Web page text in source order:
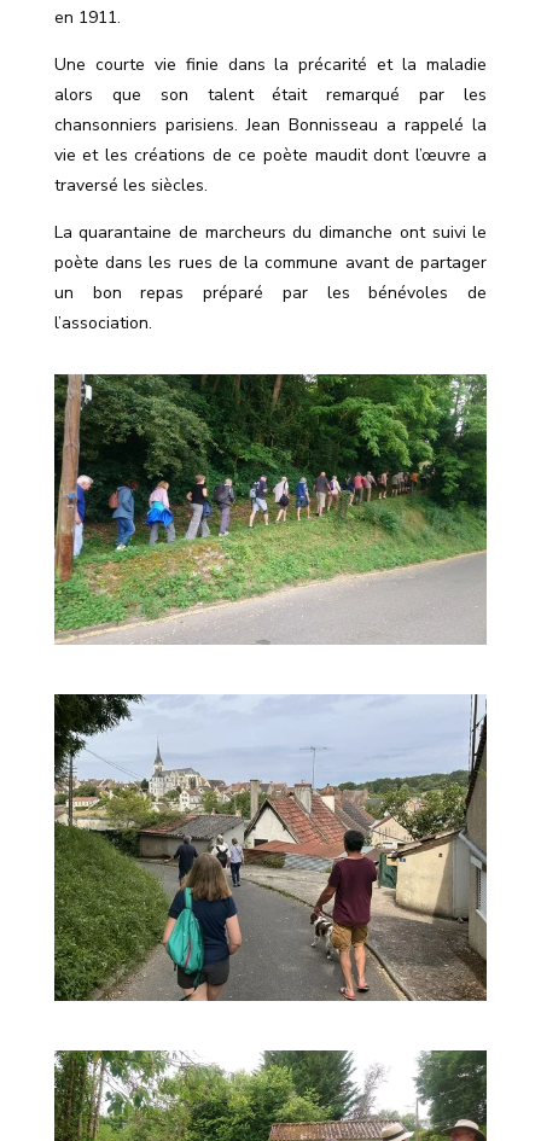
en 1911.
Une courte vie finie dans la précarité et la maladie
alors que son talent était remarqué par les
chansonniers parisiens. Jean Bonnisseau a rappelé la
vie et les créations de ce poète maudit dont l’œuvre a
traversé les siècles.
La quarantaine de marcheurs du dimanche ont suivi le
poète dans les rues de la commune avant de partager
un bon repas préparé par les bénévoles de
l’association.